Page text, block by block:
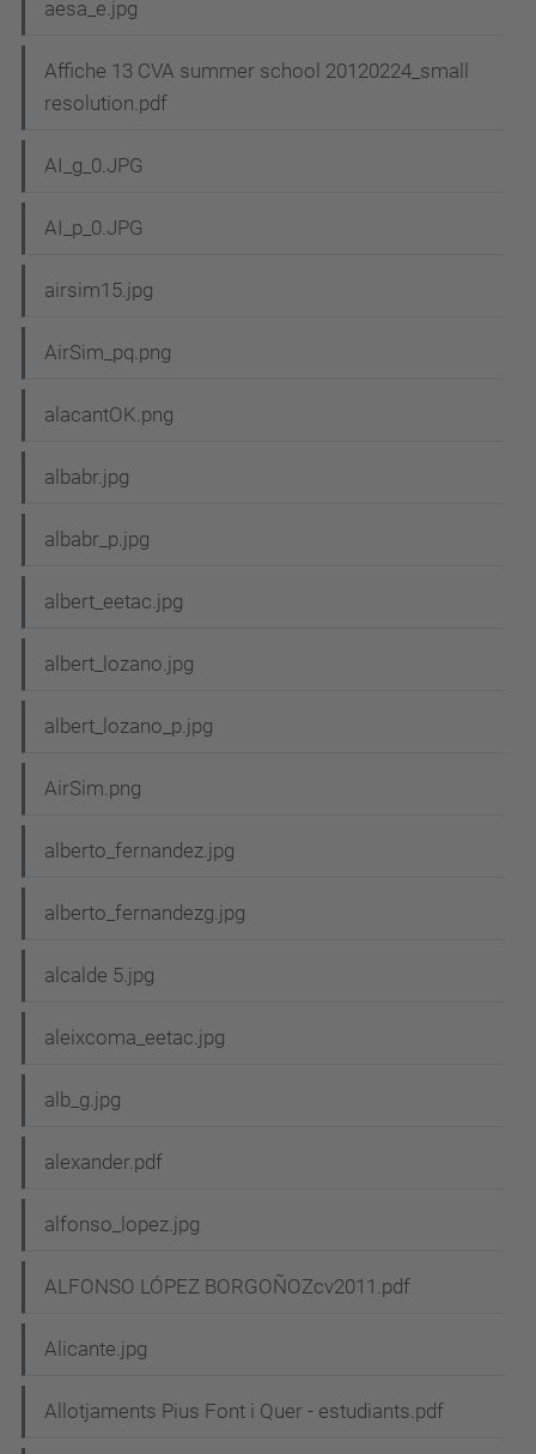
aesa_e.jpg
Affiche 13 CVA summer school 20120224_small
resolution.pdf
AI_g_0.JPG
AI_p_0.JPG
airsim15.jpg
AirSim_pq.png
alacantOK.png
albabr.jpg
albabr_p.jpg
albert_eetac.jpg
albert_lozano.jpg
albert_lozano_p.jpg
AirSim.png
alberto_fernandez.jpg
alberto_fernandezg.jpg
alcalde 5.jpg
aleixcoma_eetac.jpg
alb_g.jpg
alexander.pdf
alfonso_lopez.jpg
ALFONSO LÓPEZ BORGOÑOZcv2011.pdf
Alicante.jpg
Allotjaments Pius Font i Quer - estudiants.pdf